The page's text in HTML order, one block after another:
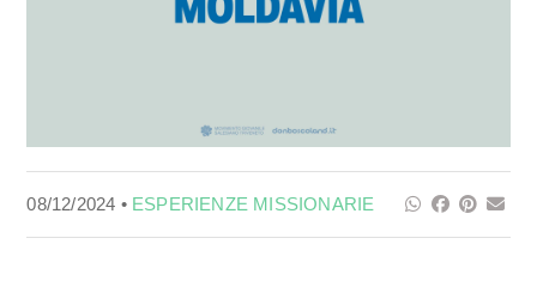
08/12/2024 • ESPERIENZE MISSIONARIE